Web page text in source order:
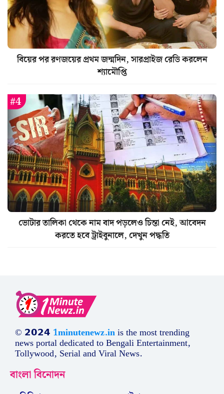
বিয়ের পর রণজয়ের প্রথম জন্মদিন, সারপ্রাইজ রেডি করলেন
শ্যামৌপ্তি
ভোটার তালিকা থেকে নাম বাদ পড়লেও চিন্তা নেই, আবেদন
করতে হবে ট্রাইবুনালে, দেখুন পদ্ধতি
© 𝟮𝟬𝟮𝟰 1minutenewz.inis the most trending
news portal dedicated to Bengali Entertainment,
Tollywood, Serial and Viral News.
বাংলা বিনোদন